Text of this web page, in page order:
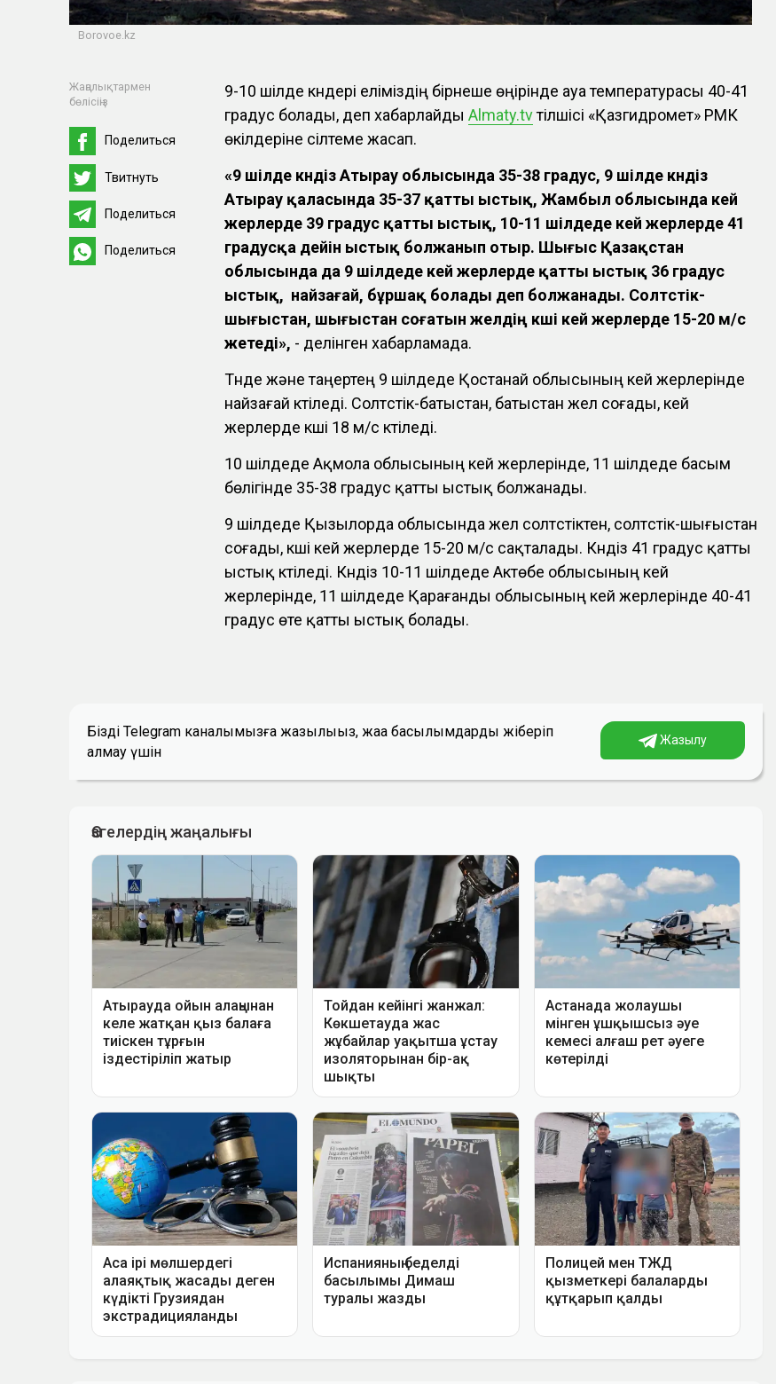
Borovoe.kz
Жаңалықтармен
бөлісіңіз
Поделиться
Твитнуть
Поделиться
Поделиться
9-10 шілде күндері еліміздің бірнеше өңірінде ауа температурасы 40-41
градус болады, деп хабарлайдыАlmaty.tvтілшісі «Қазгидромет» РМК
өкілдеріне сілтеме жасап.
«9 шілде күндіз Атырау облысында 35-38 градус, 9 шілде күндіз
Атырау қаласында 35-37 қатты ыстық, Жамбыл облысында кей
жерлерде 39 градус қатты ыстық, 10-11 шілдеде кей жерлерде 41
градусқа дейін ыстық болжанып отыр. Шығыс Қазақстан
облысында да 9 шілдеде кей жерлерде қатты ыстық 36 градус
ыстық, найзағай, бұршақ болады деп болжанады. Солтүстік-
шығыстан, шығыстан соғатын желдің күші кей жерлерде 15-20 м/с
жетеді», - делінген хабарламада.
Түнде және таңертең 9 шілдеде Қостанай облысының кей жерлерінде
найзағай күтіледі. Солтүстік-батыстан, батыстан жел соғады, кей
жерлерде күші 18 м/с күтіледі.
10 шілдеде Ақмола облысының кей жерлерінде, 11 шілдеде басым
бөлігінде 35-38 градус қатты ыстық болжанады.
9 шілдеде Қызылорда облысында жел солтүстіктен, солтүстік-шығыстан
соғады, күші кей жерлерде 15-20 м/с сақталады. Күндіз 41 градус қатты
ыстық күтіледі. Күндіз 10-11 шілдеде Актөбе облысының кей
жерлерінде, 11 шілдеде Қарағанды облысының кей жерлерінде 40-41
градус өте қатты ыстық болады.
Біздің Telegram каналымызға жазылыңыз, жаңа басылымдарды жіберіп
алмау үшін
Жазылу